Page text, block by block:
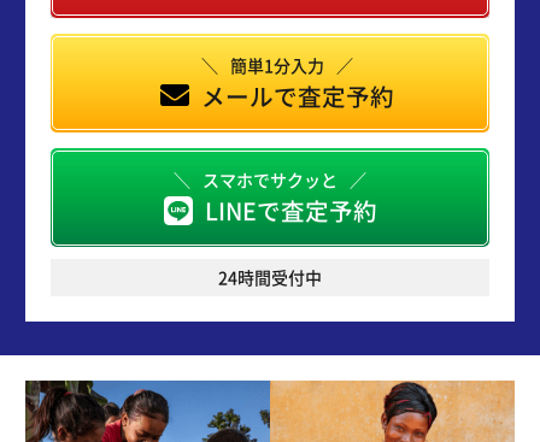
簡単1分入力
メールで査定予約
スマホでサクッと
LINEで査定予約
24時間受付中